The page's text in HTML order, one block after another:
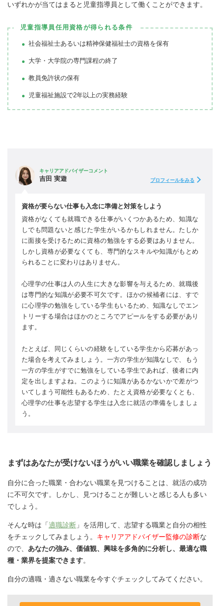
いずれかが当てはまると児童指導員として働くことができます。
児童指導員任用資格が得られる条件
社会福祉士あるいは精神保健福祉士の資格を保有
大学・大学院の専門課程の終了
教員免許状の保有
児童福祉施設で2年以上の実務経験
キャリアアドバイザーコメント
吉田 実遊 プロフィールをみる
資格が要らない仕事も入念に準備と対策をしよう
資格がなくても就職できる仕事がいくつかあるため、知識な
しでも問題ないと感じた学生がいるかもしれません。たしか
に面接を受けるために資格の勉強をする必要はありません。
しかし資格が必要なくても、専門的なスキルや知識がもとめ
られることに変わりはありません。
心理学の仕事は人の人生に大きな影響を与えるため、就職後
は専門的な知識が必要不可欠です。ほかの候補者には、すで
に心理学の勉強をしている学生もいるため、知識なしでエン
トリーする場合はほかのところでアピールをする必要があり
ます。
たとえば、同じくらいの経験をしている学生から応募があっ
た場合を考えてみましょう。一方の学生が知識なしで、もう
一方の学生がすでに勉強をしている学生であれば、後者に内
定を出しますよね。このように知識があるかないかで差がつ
いてしまう可能性もあるため、たとえ資格が必要なくとも、
心理学の仕事を志望する学生は入念に就活の準備をしましょ
う。
まずはあなたが受けないほうがいい職業を確認しましょう
自分に合った職業・合わない職業を見つけることは、就活の成功
に不可欠です。しかし、見つけることが難しいと感じる人も多い
でしょう。
そんな時は「適職診断 」を活用して、志望する職業と自分の相性
をチェックしてみましょう。 キャリアアドバイザー監修の診断な
ので、 あなたの強み、価値観、興味を多角的に分析し、最適な職
種・業界を提案できます。
自分の適職・適さない職業を今すぐチェックしてみてください。